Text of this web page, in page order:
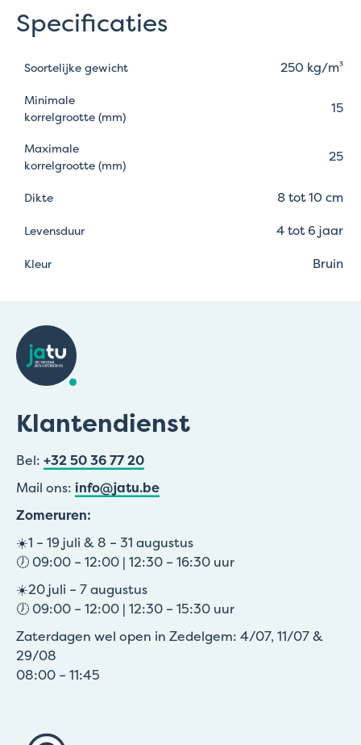
Specificaties
Soortelijke gewicht 250 kg/m³
Minimale
korrelgrootte (mm)
15
Maximale
korrelgrootte (mm)
25
Dikte 8 tot 10 cm
Levensduur 4 tot 6 jaar
Kleur Bruin
Klantendienst
Bel: +32 50 36 77 20
Mail ons: info@jatu.be
Zomeruren:
☀️1 – 19 juli & 8 – 31 augustus
🕖 09:00 – 12:00 | 12:30 – 16:30 uur
☀️20 juli – 7 augustus
🕖 09:00 – 12:00 | 12:30 – 15:30 uur
Zaterdagen wel open in Zedelgem: 4/07, 11/07 &
29/08
08:00 – 11:45